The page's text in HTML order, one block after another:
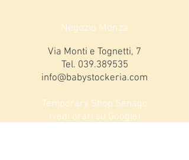
Negozio Monza
Via Monti e Tognetti, 7
Tel. 039.389535
info@babystockeria.com
Temporary Shop Senago
(vedi orari su Google)